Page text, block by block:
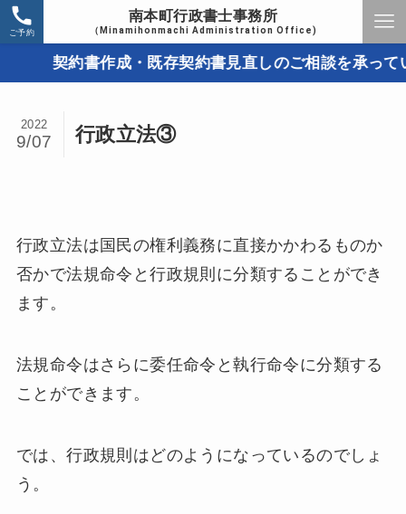
南本町行政書士事務所
（Minamihonmachi Administration Office)
ご予約
契約書作成・既存契約書見直しのご相談を承ってい
行政立法③
2022
9/07
行政立法は国民の権利義務に直接かかわるものか
否かで法規命令と行政規則に分類することができ
ます。
法規命令はさらに委任命令と執行命令に分類する
ことができます。
では、行政規則はどのようになっているのでしょ
う。